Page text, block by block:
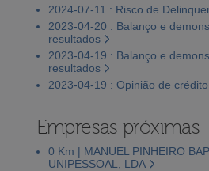
2024-07-11 : Risco de
2023-04-20 : Balanço e
resultados
2023-04-19 : Balanço e
resultados
2023-04-19 : Opinião de crédito
Empresas próximas
0 Km | MANUEL PINHEIRO
UNIPESSOAL, LDA